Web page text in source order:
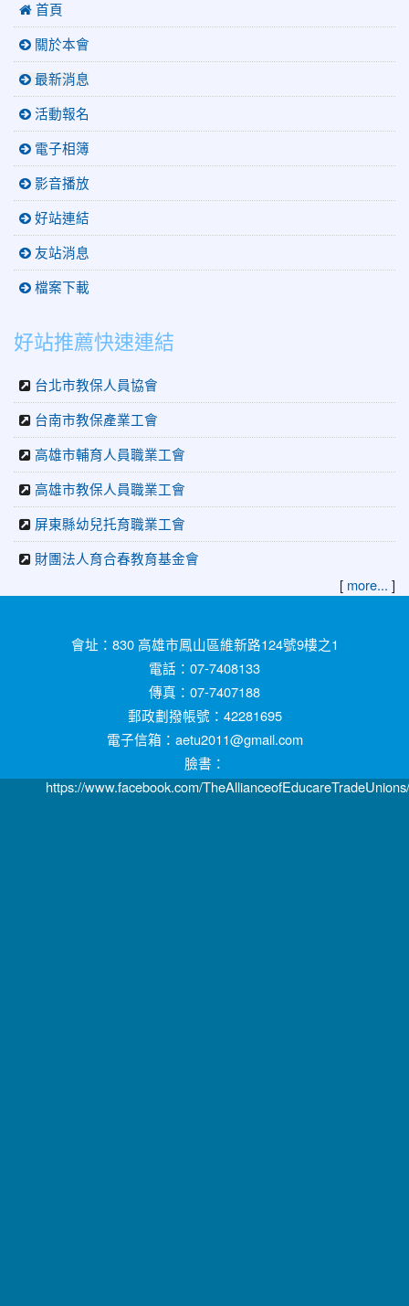
 首頁
關於本會
最新消息
活動報名
電子相簿
影音播放
好站連結
友站消息
檔案下載
好站推薦快速連結
台北市教保人員協會
台南市教保產業工會
高雄市輔育人員職業工會
高雄市教保人員職業工會
屏東縣幼兒托育職業工會
財團法人育合春教育基金會
[ more... ]
會址：830 高雄市鳳山區維新路124號9樓之1
電話：07-7408133
傳真：07-7407188
郵政劃撥帳號：42281695
電子信箱：aetu2011@gmail.com
臉書：
https://www.facebook.com/TheAllianceofEducareTradeUnions/